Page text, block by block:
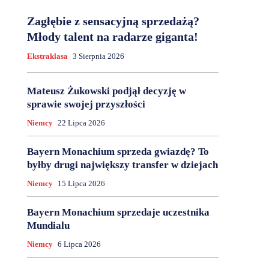
Zagłębie z sensacyjną sprzedażą?
Młody talent na radarze giganta!
Ekstraklasa 3 Sierpnia 2026
Mateusz Żukowski podjął decyzję w
sprawie swojej przyszłości
Niemcy 22 Lipca 2026
Bayern Monachium sprzeda gwiazdę? To
byłby drugi największy transfer w dziejach
Niemcy 15 Lipca 2026
Bayern Monachium sprzedaje uczestnika
Mundialu
Niemcy 6 Lipca 2026